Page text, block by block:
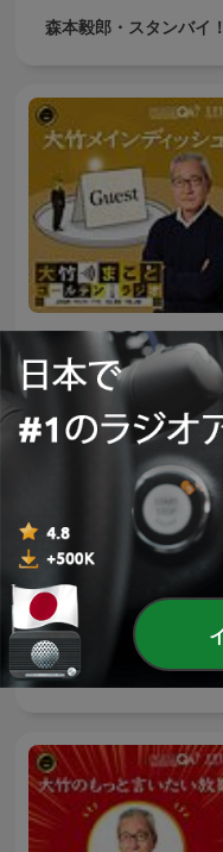
森本毅郎・スタンバイ！
大竹メインディッシュ - 大
まことゴールデンラジオ
ながら日経